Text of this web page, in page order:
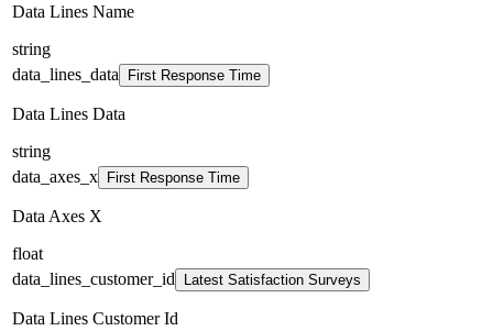
Data Lines Name
string
data_lines_data
First Response Time
Data Lines Data
string
data_axes_x
First Response Time
Data Axes X
float
data_lines_customer_id
Latest Satisfaction Surveys
Data Lines Customer Id